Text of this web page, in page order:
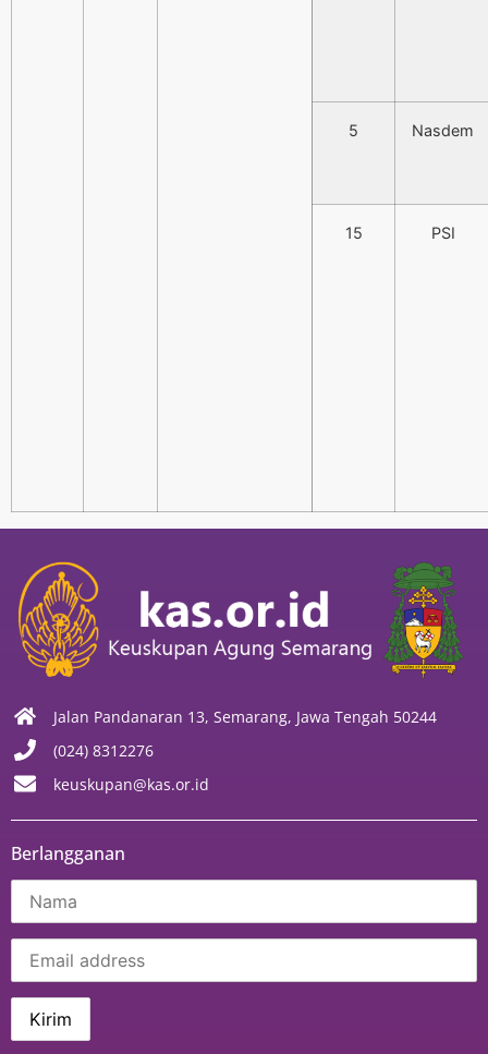
5 Nasdem
15 PSI
Jalan Pandanaran 13, Semarang, Jawa Tengah 50244
(024) 8312276
keuskupan@kas.or.id
Berlangganan